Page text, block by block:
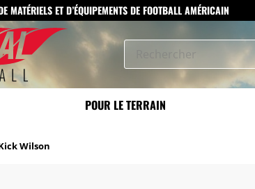
MATÉRIELS ET D’ÉQUIPEMENTS DE FOOTBALL AMÉRICAIN
POUR LE TERRAIN
Wilson